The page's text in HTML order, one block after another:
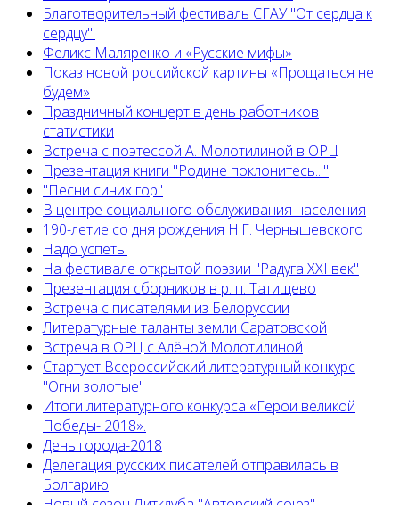
Благотворительный фестиваль СГАУ "От сердца к
сердцу".
Феликс Маляренко и «Русские мифы»
Показ новой российской картины «Прощаться не
будем»
Праздничный концерт в день работников
статистики
Встреча с поэтессой А. Молотилиной в ОРЦ
Презентация книги "Родине поклонитесь..."
"Песни синих гор"
В центре социального обслуживания населения
190-летие со дня рождения Н.Г. Чернышевского
Надо успеть!
На фестивале открытой поэзии "Радуга XXI век"
Презентация сборников в р. п. Татищево
Встреча с писателями из Белоруссии
Литературные таланты земли Саратовской
Встреча в ОРЦ с Алёной Молотилиной
Cтартует Всероссийский литературный конкурс
"Огни золотые"
Итоги литературного конкурса «Герои великой
Победы- 2018».
День города-2018
Делегация русских писателей отправилась в
Болгарию